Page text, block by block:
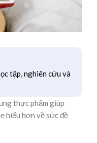
tập, nghiên cứu và
thực phẩm giúp
hiểu hơn về sức đề